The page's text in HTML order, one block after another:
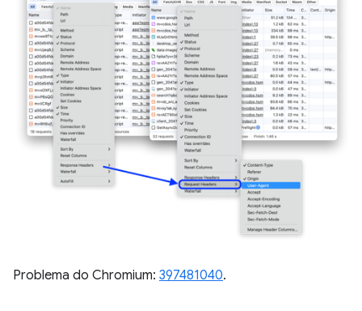
Problema do Chromium: 397481040.